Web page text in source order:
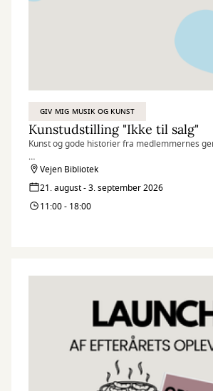
GIV MIG MUSIK OG KUNST
Kunstudstilling "Ikke til salg"
Kunst og gode historier fra medlemmernes
Oplev private kunstværker med en helt særlig
ejere.
Bag hvert værk gemmer sig en personlig
grund til, at det aldrig bliver sat til salg.
Vejen Bibliotek
21. august - 3. september 2026
11:00 - 18:00